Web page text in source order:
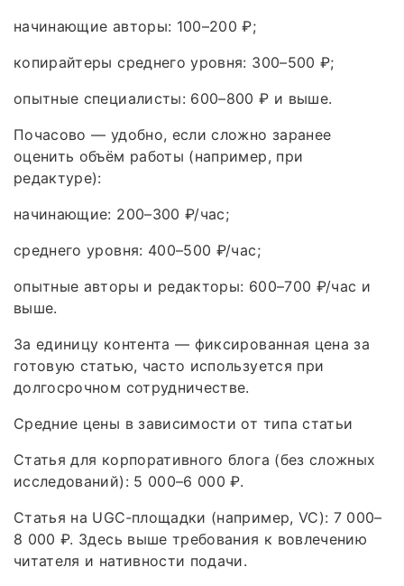
начинающие авторы: 100–200 ₽;
копирайтеры среднего уровня: 300–500 ₽;
опытные специалисты: 600–800 ₽ и выше.
Почасово — удобно, если сложно заранее
оценить объём работы (например, при
редактуре):
начинающие: 200–300 ₽/час;
среднего уровня: 400–500 ₽/час;
опытные авторы и редакторы: 600–700 ₽/час и
выше.
За единицу контента — фиксированная цена за
готовую статью, часто используется при
долгосрочном сотрудничестве.
Средние цены в зависимости от типа статьи
Статья для корпоративного блога (без сложных
исследований): 5 000–6 000 ₽.
Статья на UGC‑площадки (например, VC): 7 000–
8 000 ₽. Здесь выше требования к вовлечению
читателя и нативности подачи.